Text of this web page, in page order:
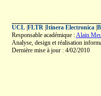
UCL| FLTR| Itinera Electronica|
Responsable académique :Alain
Analyse, design et réalisation
Dernière mise à jour : 4/02/2010